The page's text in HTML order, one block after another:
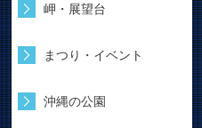
岬・展望台
まつり・イベント
沖縄の公園